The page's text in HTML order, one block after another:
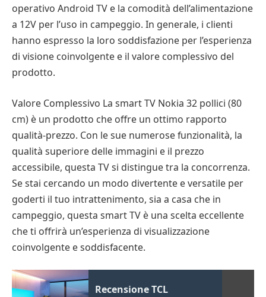
operativo Android TV e la comodità dell’alimentazione
a 12V per l’uso in campeggio. In generale, i clienti
hanno espresso la loro soddisfazione per l’esperienza
di visione coinvolgente e il valore complessivo del
prodotto.
Valore Complessivo La smart TV Nokia 32 pollici (80
cm) è un prodotto che offre un ottimo rapporto
qualità-prezzo. Con le sue numerose funzionalità, la
qualità superiore delle immagini e il prezzo
accessibile, questa TV si distingue tra la concorrenza.
Se stai cercando un modo divertente e versatile per
goderti il tuo intrattenimento, sia a casa che in
campeggio, questa smart TV è una scelta eccellente
che ti offrirà un’esperienza di visualizzazione
coinvolgente e soddisfacente.
Recensione TCL